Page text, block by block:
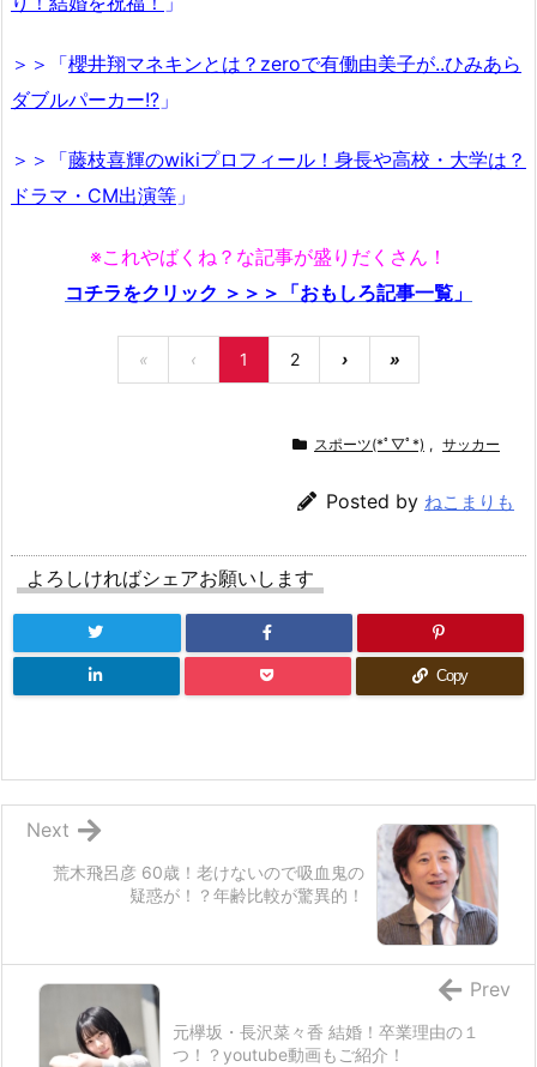
＞＞「櫻井翔マネキンとは？zeroで有働由美子が..ひみあら
ダブルパーカー!? 」
＞＞「藤枝喜輝のwikiプロフィール！身長や高校・大学は？
ドラマ・CM出演等 」
※これやばくね？な記事が盛りだくさん！
コチラをクリック ＞＞＞「おもしろ記事一覧」
« ‹ 1 2 › »
スポーツ(*ﾟ▽ﾟ*) , サッカー
Posted by ねこまりも
よろしければシェアお願いします
Copy
荒木飛呂彦 60歳！老けないので吸血鬼の
疑惑が！？年齢比較が驚異的！
Next
元欅坂・長沢菜々香 結婚！卒業理由の１
つ！？youtube動画もご紹介！
Prev